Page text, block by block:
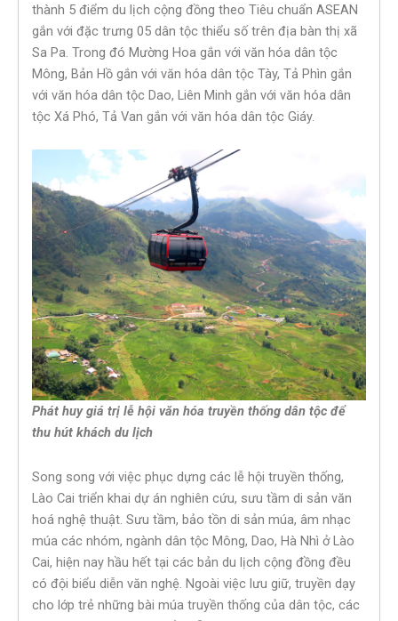
thành 5 điểm du lịch cộng đồng theo Tiêu chuẩn ASEAN
gắn với đặc trưng 05 dân tộc thiểu số trên địa bàn thị xã
Sa Pa. Trong đó Mường Hoa gắn với văn hóa dân tộc
Mông, Bản Hồ gắn với văn hóa dân tộc Tày, Tả Phìn gắn
với văn hóa dân tộc Dao, Liên Minh gắn với văn hóa dân
tộc Xá Phó, Tả Van gắn với văn hóa dân tộc Giáy.
Phát huy giá trị lễ hội văn hóa truyền thống dân tộc để
thu hút khách du lịch
Song song với việc phục dựng các lễ hội truyền thống,
Lào Cai triển khai dự án nghiên cứu, sưu tầm di sản văn
hoá nghệ thuật. Sưu tầm, bảo tồn di sản múa, âm nhạc
múa các nhóm, ngành dân tộc Mông, Dao, Hà Nhì ở Lào
Cai, hiện nay hầu hết tại các bản du lịch cộng đồng đều
có đội biểu diễn văn nghệ. Ngoài việc lưu giữ, truyền dạy
cho lớp trẻ những bài múa truyền thống của dân tộc, các